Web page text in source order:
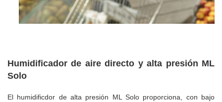
Humidificador de aire directo y alta presión ML
Solo
El humidificdor de alta presión ML Solo proporciona, con bajo